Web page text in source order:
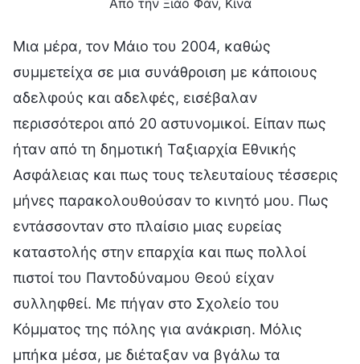
Μια μέρα, τον Μάιο του 2004, καθώς
συμμετείχα σε μια συνάθροιση με κάποιους
αδελφούς και αδελφές, εισέβαλαν
περισσότεροι από 20 αστυνομικοί. Είπαν πως
ήταν από τη δημοτική Ταξιαρχία Εθνικής
Ασφάλειας και πως τους τελευταίους τέσσερις
μήνες παρακολουθούσαν το κινητό μου. Πως
εντάσσονταν στο πλαίσιο μιας ευρείας
καταστολής στην επαρχία και πως πολλοί
πιστοί του Παντοδύναμου Θεού είχαν
συλληφθεί. Με πήγαν στο Σχολείο του
Κόμματος της πόλης για ανάκριση. Μόλις
μπήκα μέσα, με διέταξαν να βγάλω τα